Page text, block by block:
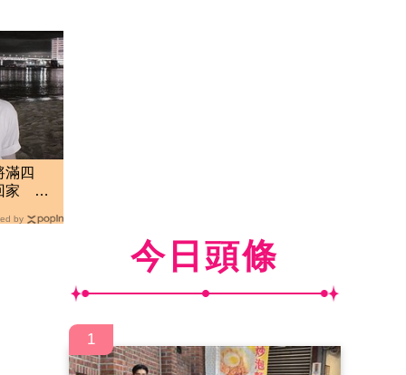
滿四
家 店
by
今日頭條
1